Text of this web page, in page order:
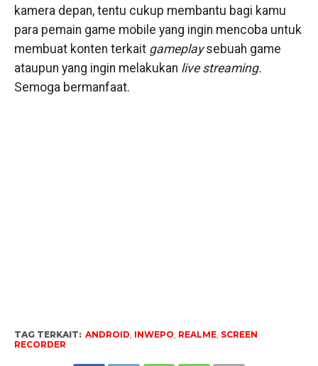
kamera depan, tentu cukup membantu bagi kamu
para pemain game mobile yang ingin mencoba untuk
membuat konten terkait gameplaysebuah game
ataupun yang ingin melakukan live streaming.
Semoga bermanfaat.
TAG TERKAIT: ANDROID, INWEPO, REALME, SCREEN
RECORDER